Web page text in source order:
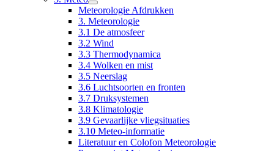
Meteorologie Afdrukken
3. Meteorologie
3.1 De atmosfeer
3.2 Wind
3.3 Thermodynamica
3.4 Wolken en mist
3.5 Neerslag
3.6 Luchtsoorten en fronten
3.7 Druksystemen
3.8 Klimatologie
3.9 Gevaarlijke vliegsituaties
3.10 Meteo-informatie
Literatuur en Colofon Meteorologie